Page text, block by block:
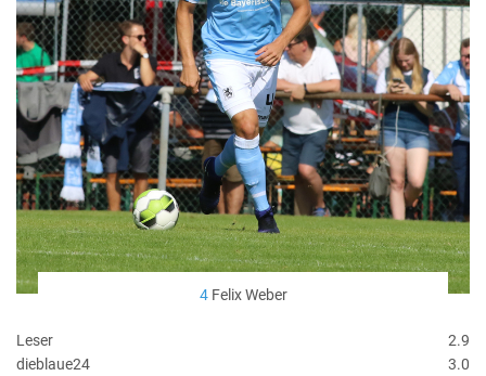
4Felix Weber
Leser
2.9
dieblaue24
3.0